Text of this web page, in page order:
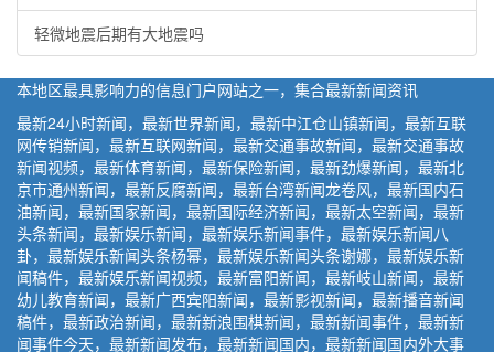
轻微地震后期有大地震吗
本地区最具影响力的信息门户网站之一，集合最新新闻资讯
最新24小时新闻，最新世界新闻，最新中江仓山镇新闻，最新互联
网传销新闻，最新互联网新闻，最新交通事故新闻，最新交通事故
新闻视频，最新体育新闻，最新保险新闻，最新劲爆新闻，最新北
京市通州新闻，最新反腐新闻，最新台湾新闻龙卷风，最新国内石
油新闻，最新国家新闻，最新国际经济新闻，最新太空新闻，最新
头条新闻，最新娱乐新闻，最新娱乐新闻事件，最新娱乐新闻八
卦，最新娱乐新闻头条杨幂，最新娱乐新闻头条谢娜，最新娱乐新
闻稿件，最新娱乐新闻视频，最新富阳新闻，最新岐山新闻，最新
幼儿教育新闻，最新广西宾阳新闻，最新影视新闻，最新播音新闻
稿件，最新政治新闻，最新新浪围棋新闻，最新新闻事件，最新新
闻事件今天，最新新闻发布，最新新闻国内，最新新闻国内外大事